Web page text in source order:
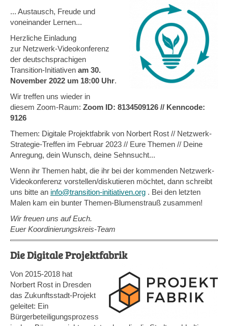
... Austausch, Freude und
voneinander Lernen...
Herzliche Einladung
zur Netzwerk-Videokonferenz
der deutschsprachigen
Transition-Initiativen am 30.
November 2022 um 18:00 Uhr.
Wir treffen uns wieder in
diesem Zoom-Raum: Zoom ID: 8134509126 // Kenncode:
9126
Themen: Digitale Projektfabrik von Norbert Rost // Netzwerk-
Strategie-Treffen im Februar 2023 // Eure Themen // Deine
Anregung, dein Wunsch, deine Sehnsucht...
Wenn ihr Themen habt, die ihr bei der kommenden Netzwerk-
Videokonferenz vorstellen/diskutieren möchtet, dann schreibt
uns bitte an info@transition-initiativen.org . Bei den letzten
Malen kam ein bunter Themen-Blumenstrauß zusammen!
Wir freuen uns auf Euch.
Euer Koordinierungskreis-Team
Die Digitale Projektfabrik
Von 2015-2018 hat
Norbert Rost in Dresden
das Zukunftsstadt-Projekt
geleitet: Ein
Bürgerbeteiligungsprozess